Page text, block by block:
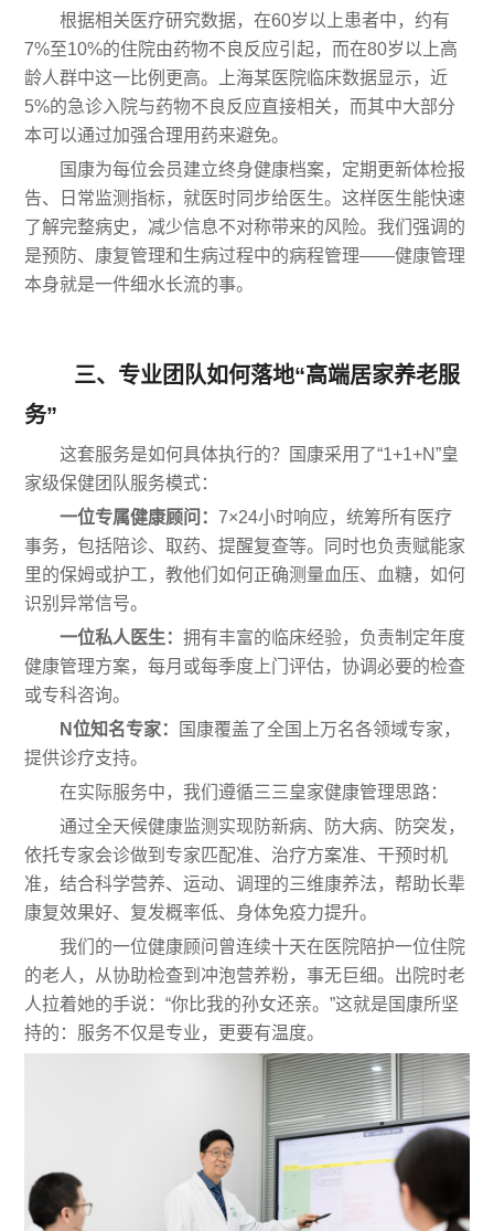
根据相关医疗研究数据，在60岁以上患者中，约有
7%至10%的住院由药物不良反应引起，而在80岁以上高
龄人群中这一比例更高。上海某医院临床数据显示，近
5%的急诊入院与药物不良反应直接相关，而其中大部分
本可以通过加强合理用药来避免。
国康为每位会员建立终身健康档案，定期更新体检报
告、日常监测指标，就医时同步给医生。这样医生能快速
了解完整病史，减少信息不对称带来的风险。我们强调的
是预防、康复管理和生病过程中的病程管理——健康管理
本身就是一件细水长流的事。
三、专业团队如何落地“高端居家养老服
务”
这套服务是如何具体执行的？国康采用了“1+1+N”皇
家级保健团队服务模式：
一位专属健康顾问：7×24小时响应，统筹所有医疗
事务，包括陪诊、取药、提醒复查等。同时也负责赋能家
里的保姆或护工，教他们如何正确测量血压、血糖，如何
识别异常信号。
一位私人医生：拥有丰富的临床经验，负责制定年度
健康管理方案，每月或每季度上门评估，协调必要的检查
或专科咨询。
N位知名专家：
国康覆盖了全国上万名各领域专家，
提供诊疗支持。
在实际服务中，我们遵循三三皇家健康管理思路：
通过全天候健康监测实现防新病、防大病、防突发，
依托专家会诊做到专家匹配准、治疗方案准、干预时机
准，结合科学营养、运动、调理的三维康养法，帮助长辈
康复效果好、复发概率低、身体免疫力提升。
我们的一位健康顾问曾连续十天在医院陪护一位住院
的老人，从协助检查到冲泡营养粉，事无巨细。出院时老
人拉着她的手说：“你比我的孙女还亲。”这就是国康所坚
持的：服务不仅是专业，更要有温度。